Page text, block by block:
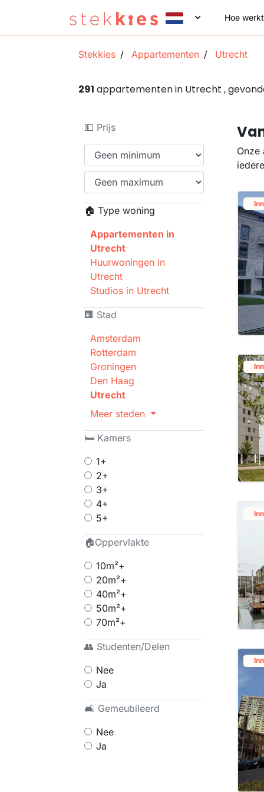
Hoe
Stekkies Appartementen Utrecht
291 appartementen in Utrecht ,
💵 Prijs
🏠 Type woning
Appartementen in
Utrecht
Huurwoningen in
Utrecht
Studios in Utrecht
🏢 Stad
Amsterdam
Rotterdam
Groningen
Den Haag
Utrecht
Meer steden
🛏 Kamers
1+
2+
3+
4+
5+
🏠Oppervlakte
10m²+
20m²+
40m²+
50m²+
70m²+
👥 Studenten/Delen
Nee
Ja
🛋 Gemeubileerd
Nee
Ja
Onze